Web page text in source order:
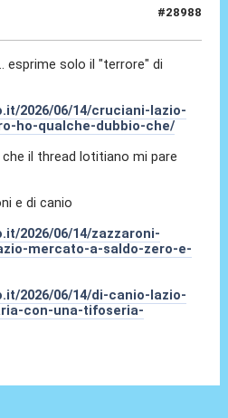
#28988
esprime solo il "terrore" di
2026/06/14/cruciani-lazio-
ho-qualche-dubbio-che/
il thread lotitiano mi pare
e di canio
2026/06/14/zazzaroni-
mercato-a-saldo-zero-e-
2026/06/14/di-canio-lazio-
con-una-tifoseria-